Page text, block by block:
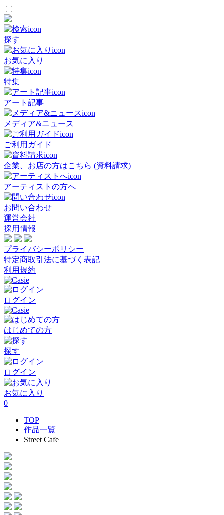
探す
お気に入り
特集
アート記事
メディア&ニュース
ご利用ガイド
企業、お店の方はこちら (資料請求)
アーティストの方へ
お問い合わせ
運営会社
採用情報
プライバシーポリシー
特定商取引法に基づく表記
利用規約
ログイン
はじめての方
探す
ログイン
お気に入り
0
TOP
作品一覧
Street Cafe